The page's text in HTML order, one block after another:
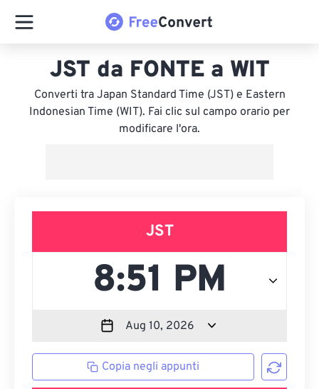
JST da FONTE a WIT
Converti tra Japan Standard Time (JST) e Eastern
Indonesian Time (WIT). Fai clic sul campo orario per
modificare l'ora.
JST
Copia negli appunti